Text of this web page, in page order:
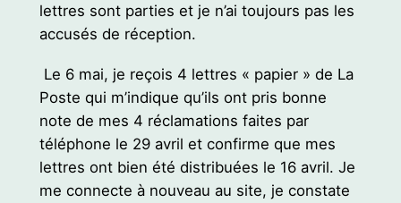
lettres sont parties et je n’ai toujours pas les
accusés de réception.
Le 6 mai, je reçois 4 lettres « papier » de La
Poste qui m’indique qu’ils ont pris bonne
note de mes 4 réclamations faites par
téléphone le 29 avril et confirme que mes
lettres ont bien été distribuées le 16 avril. Je
me connecte à nouveau au site, je constate